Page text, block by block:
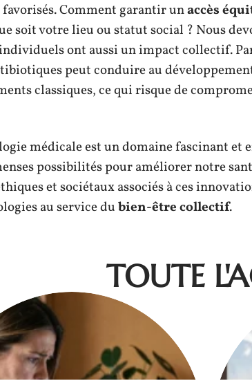
Comment garantir unaccès
soit votre lieu ou statut social ? Nous
ont aussi un impact collectif.
peut conduire au
classiques, ce qui risque de
médicale est un domaine fascinant et
possibilités pour améliorer notre
et sociétaux associés à ces
au service dubien-être collectif.
TOUTE